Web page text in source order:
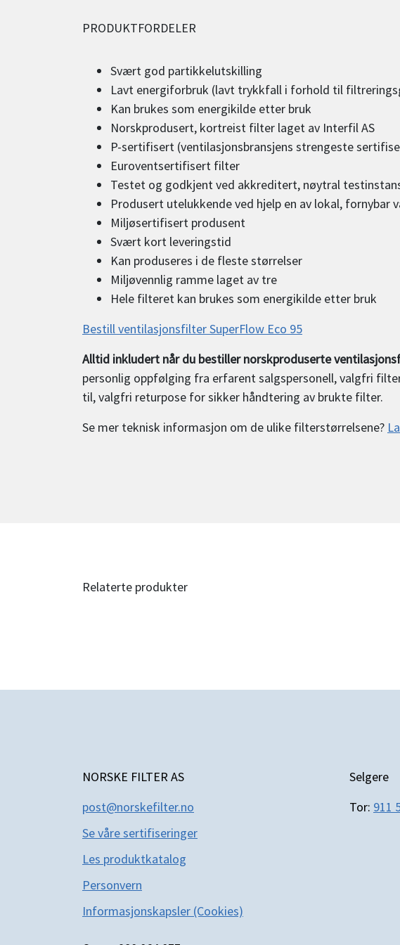
PRODUKTFORDELER
Svært god partikkelutskilling
Lavt energiforbruk (lavt trykkfall i forhold til
Kan brukes som energikilde etter bruk
Norskprodusert, kortreist filter laget av Interfil AS
P-sertifisert (ventilasjonsbransjens strengeste
Euroventsertifisert filter
Testet og godkjent ved akkreditert, nøytral
Produsert utelukkende ved hjelp en av lokal, fornybar
Miljøsertifisert produsent
Svært kort leveringstid
Kan produseres i de fleste størrelser
Miljøvennlig ramme laget av tre
Hele filteret kan brukes som energikilde etter bruk
Bestill ventilasjonsfilter SuperFlow Eco 95
Alltid inkludert når du bestiller norskproduserte
personlig oppfølging fra erfarent salgspersonell, valgfri
til, valgfri returpose for sikker håndtering av brukte filter.
Se mer teknisk informasjon om de ulike filterstørrelsene?
Relaterte produkter
NORSKE FILTER AS
post@norskefilter.no
Se våre sertifiseringer
Les produktkatalog
Personvern
Informasjonskapsler (Cookies)
Selgere
Tor: 911